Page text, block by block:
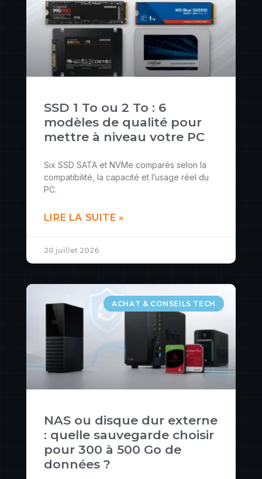
SSD 1 To ou 2 To : 6
modèles de qualité pour
mettre à niveau votre PC
Six SSD SATA et NVMe comparés selon la
compatibilité, la capacité et l’usage réel du
PC.
LIRE LA SUITE »
20 juillet 2026
ACHAT & CONSEILS TECH
NAS ou disque dur externe
: quelle sauvegarde choisir
pour 300 à 500 Go de
données ?